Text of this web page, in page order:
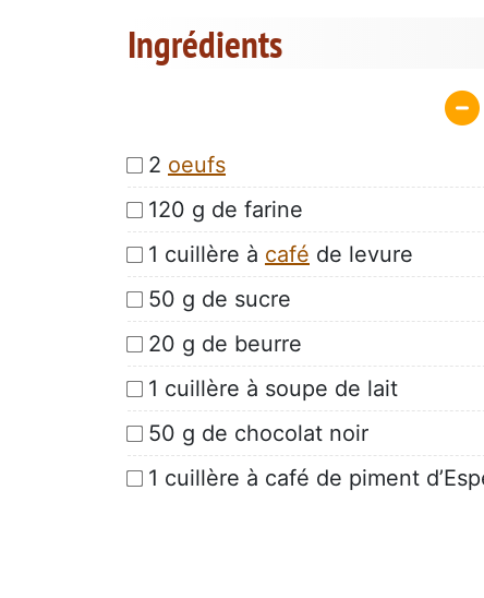
Ingrédients
2 oeufs
120 g de farine
1 cuillère à café de levure
50 g de sucre
20 g de beurre
1 cuillère à soupe de lait
50 g de chocolat noir
1 cuillère à café de piment